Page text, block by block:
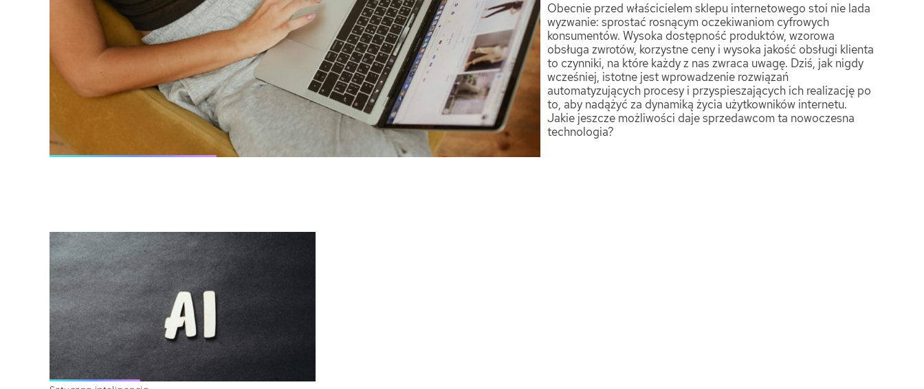
Obecnie przed właścicielem sklepu internetowego stoi nie lada
wyzwanie: sprostać rosnącym oczekiwaniom cyfrowych
konsumentów. Wysoka dostępność produktów, wzorowa
obsługa zwrotów, korzystne ceny i wysoka jakość obsługi klienta
to czynniki, na które każdy z nas zwraca uwagę. Dziś, jak nigdy
wcześniej, istotne jest wprowadzenie rozwiązań
automatyzujących procesy i przyspieszających ich realizację po
to, aby nadążyć za dynamiką życia użytkowników internetu.
Jakie jeszcze możliwości daje sprzedawcom ta nowoczesna
technologia?